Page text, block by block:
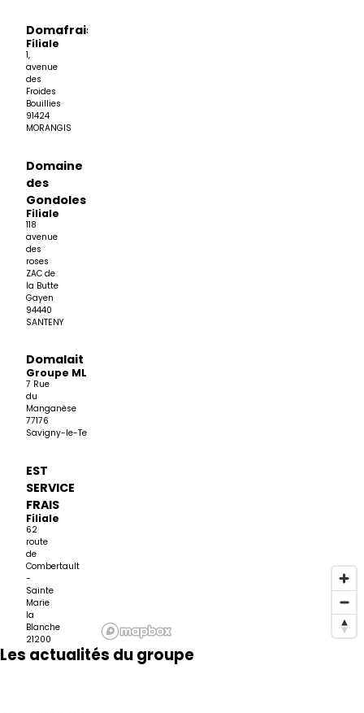
Domafrais
Filiale
1,
avenue
des
Froides
Bouillies
91424
MORANGIS
Domaine
des
Gondoles
Filiale
118
avenue
des
roses
ZAC de
la Butte
Gayen
94440
SANTENY
Domalait
Groupe MLC
7 Rue
du
Manganèse
77176
Savigny-le-Temple
EST
SERVICE
FRAIS
Filiale
62
route
de
Combertault
-
Sainte
Marie
la
Blanche
21200
BEAUNE
Les actualités du groupe